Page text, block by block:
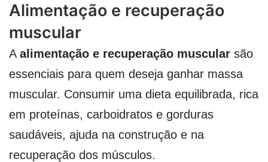
Alimentação e recuperação
muscular
A alimentação e recuperação muscular são
essenciais para quem deseja ganhar massa
muscular. Consumir uma dieta equilibrada, rica
em proteínas, carboidratos e gorduras
saudáveis, ajuda na construção e na
recuperação dos músculos.